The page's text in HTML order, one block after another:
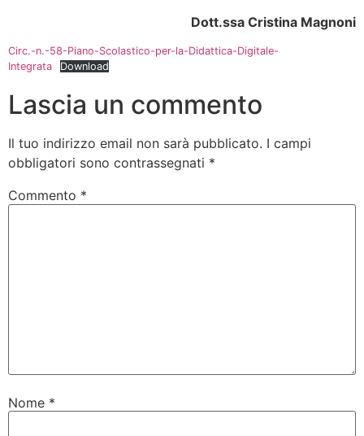
Dott.ssa Cristina Magnoni
Circ.-n.-58-Piano-Scolastico-per-la-Didattica-Digitale-
Integrata
Download
Lascia un commento
Il tuo indirizzo email non sarà pubblicato. I campi
obbligatori sono contrassegnati *
Commento *
Nome *